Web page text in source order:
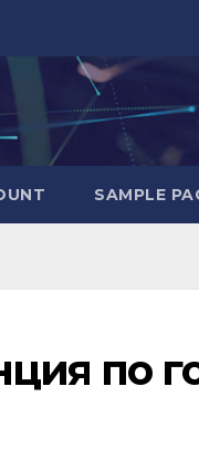
SAMPLE
по